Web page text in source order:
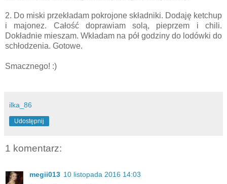
2. Do miski przekładam pokrojone składniki. Dodaję ketchup
i majonez. Całość doprawiam solą, pieprzem i chili.
Dokładnie mieszam. Wkładam na pół godziny do lodówki do
schłodzenia. Gotowe.
Smacznego! :)
ilka_86
Udostępnij
1 komentarz:
megii013 10 listopada 2016 14:03